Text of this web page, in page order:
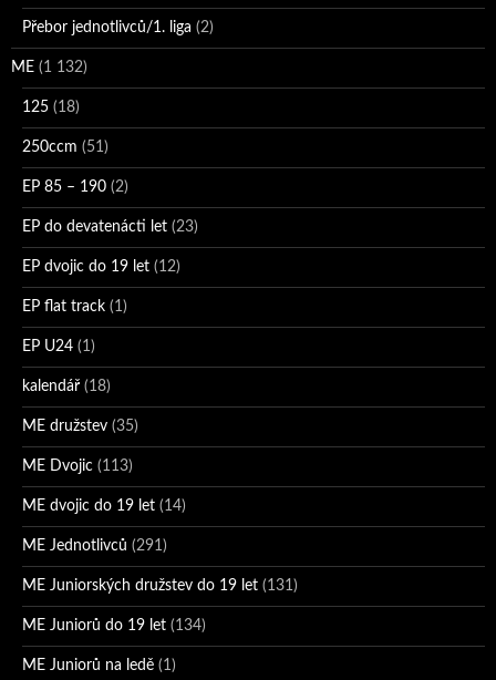
Přebor jednotlivců/1. liga (2)
ME (1 132)
125 (18)
250ccm (51)
EP 85 – 190 (2)
EP do devatenácti let (23)
EP dvojic do 19 let (12)
EP flat track (1)
EP U24 (1)
kalendář (18)
ME družstev (35)
ME Dvojic (113)
ME dvojic do 19 let (14)
ME Jednotlivců (291)
ME Juniorských družstev do 19 let (131)
ME Juniorů do 19 let (134)
ME Juniorů na ledě (1)